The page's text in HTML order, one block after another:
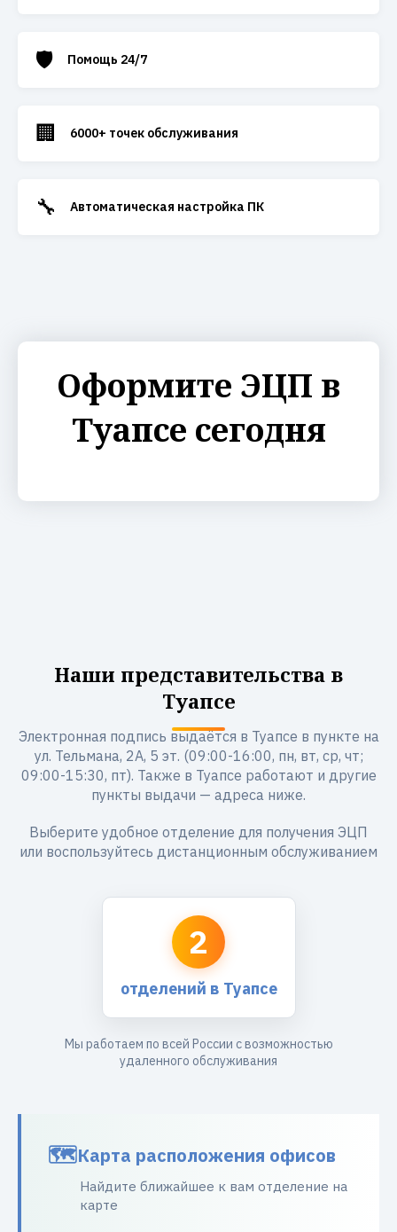
🛡️ Помощь 24/7
🏢 6000+ точек обслуживания
🔧 Автоматическая настройка ПК
Оформите ЭЦП в
Туапсе сегодня
Наши представительства в
Туапсе
Электронная подпись выдаётся в Туапсе в пункте на
ул. Тельмана, 2А, 5 эт. (09:00-16:00, пн, вт, ср, чт;
09:00-15:30, пт). Также в Туапсе работают и другие
пункты выдачи — адреса ниже.
Выберите удобное отделение для получения ЭЦП
или воспользуйтесь дистанционным обслуживанием
2
отделений в Туапсе
Мы работаем по всей России с возможностью
удаленного обслуживания
Карта расположения офисов
Найдите ближайшее к вам отделение на
карте